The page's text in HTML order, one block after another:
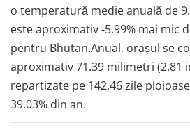
o temperatură medie anuală de
este aproximativ -5.99% mai mic
pentru Bhutan.Anual, orașul se
aproximativ 71.39 milimetri (2.81
repartizate pe 142.46 zile
39.03% din an.